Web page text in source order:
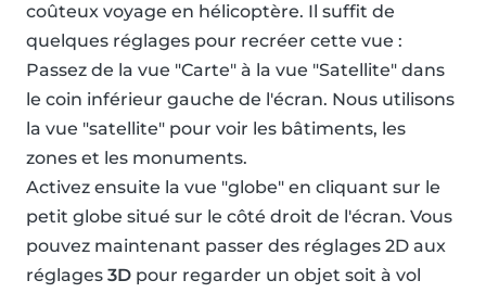
coûteux voyage en hélicoptère. Il suffit de
quelques réglages pour recréer cette vue :
Passez de la vue "Carte" à la vue "Satellite" dans
le coin inférieur gauche de l'écran. Nous utilisons
la vue "satellite" pour voir les bâtiments, les
zones et les monuments.
Activez ensuite la vue "globe" en cliquant sur le
petit globe situé sur le côté droit de l'écran. Vous
pouvez maintenant passer des réglages 2D aux
réglages 3D pour regarder un objet soit à vol